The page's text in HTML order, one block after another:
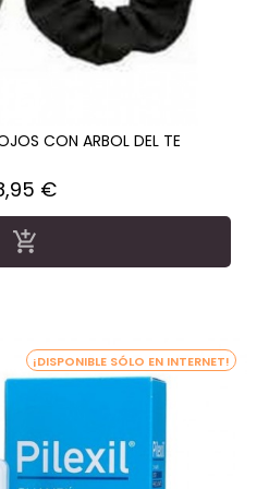
CON ARBOL DEL TE
€

¡DISPONIBLE SÓLO EN INTERNET!